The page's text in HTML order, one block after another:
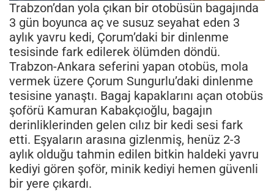
Trabzon’dan yola çıkan bir otobüsün bagajında
3 gün boyunca aç ve susuz seyahat eden 3
aylık yavru kedi, Çorum’daki bir dinlenme
tesisinde fark edilerek ölümden döndü.
Trabzon-Ankara seferini yapan otobüs, mola
vermek üzere Çorum Sungurlu’daki dinlenme
tesisine yanaştı. Bagaj kapaklarını açan otobüs
şoförü Kamuran Kabakçıoğlu, bagajın
derinliklerinden gelen cılız bir kedi sesi fark
etti. Eşyaların arasına gizlenmiş, henüz 2-3
aylık olduğu tahmin edilen bitkin haldeki yavru
kediyi gören şoför, minik kediyi hemen güvenli
bir yere çıkardı.